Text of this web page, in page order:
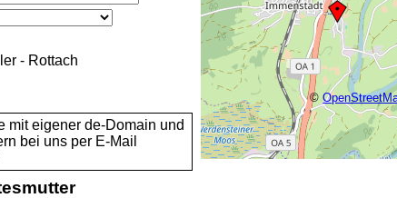
©
- Rottach
mit eigener de-Domain und
bei uns per E-Mail